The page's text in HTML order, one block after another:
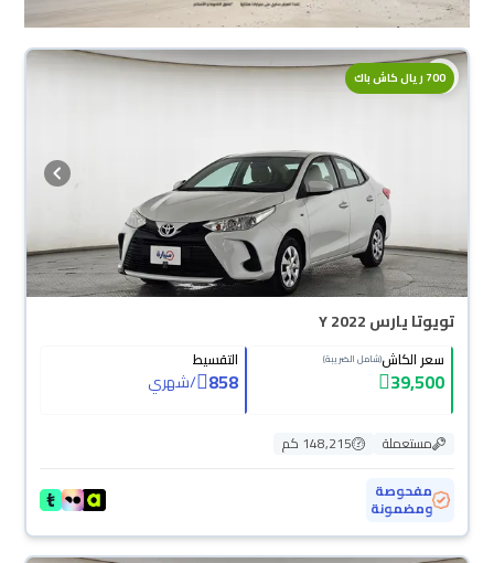
700 ريال كاش باك
تويوتا يارس Y 2022
سعر الكاش(شامل الضريبة)
39,500
التقسيط
858
/شهري
مستعملة
148,215 كم
مفحوصة
ومضمونة